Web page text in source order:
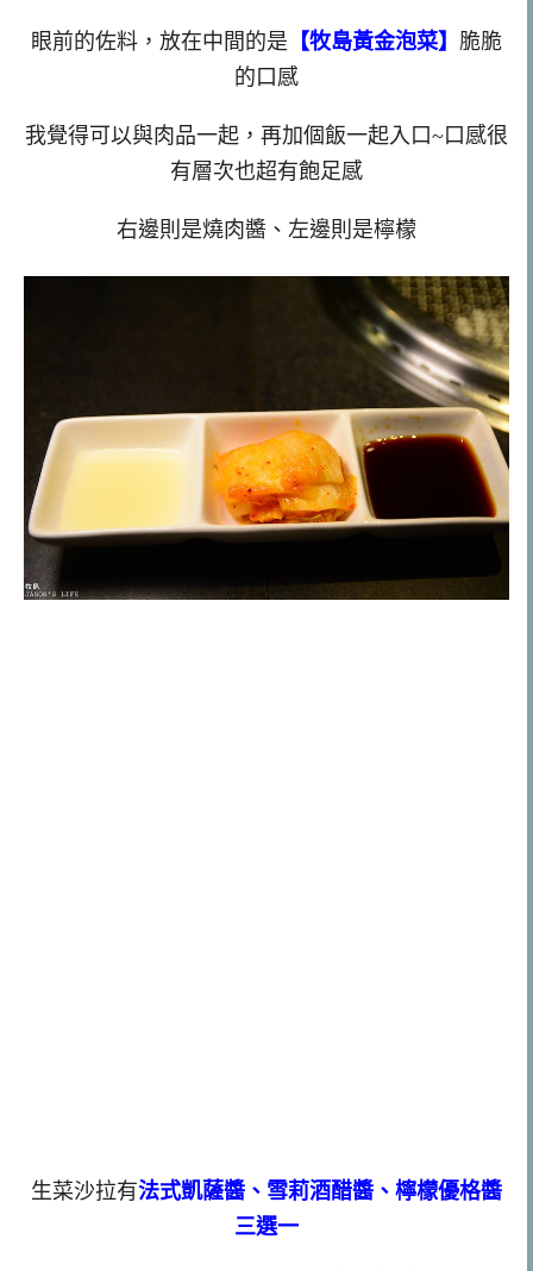
眼前的佐料，放在中間的是 【牧島黃金泡菜】 脆脆
的口感
我覺得可以與肉品一起，再加個飯一起入口~口感很
有層次也超有飽足感
右邊則是燒肉醬、左邊則是檸檬
生菜沙拉有法式凱薩醬、雪莉酒醋醬、檸檬優格醬
三選一